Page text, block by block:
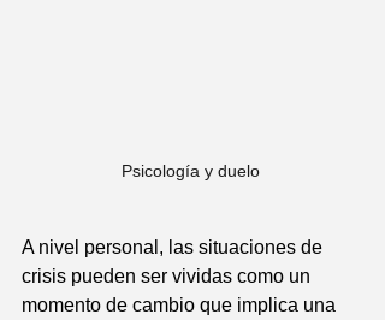
Psicología y duelo
A nivel personal, las situaciones de
crisis pueden ser vividas como un
momento de cambio que implica una